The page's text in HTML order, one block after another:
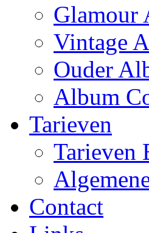
Glamour
Vintage
Ouder
Album
Tarieven
Tarieven
Contact